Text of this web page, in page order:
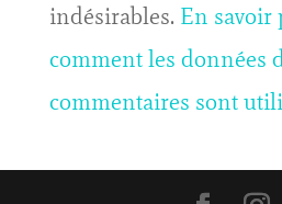
indésirables. En savoir
comment les données
commentaires sont